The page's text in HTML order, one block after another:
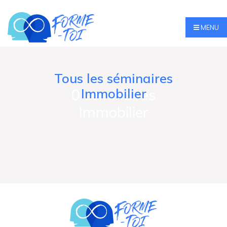
MENU
0 seminaires
Accueil/Immobilier
Tous les séminaires
Immobilier